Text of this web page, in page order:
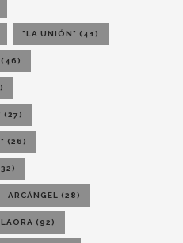
"LA UNIÓN" (41)
(46)
(27)
(26)
ARCÁNGEL (28)
(92)